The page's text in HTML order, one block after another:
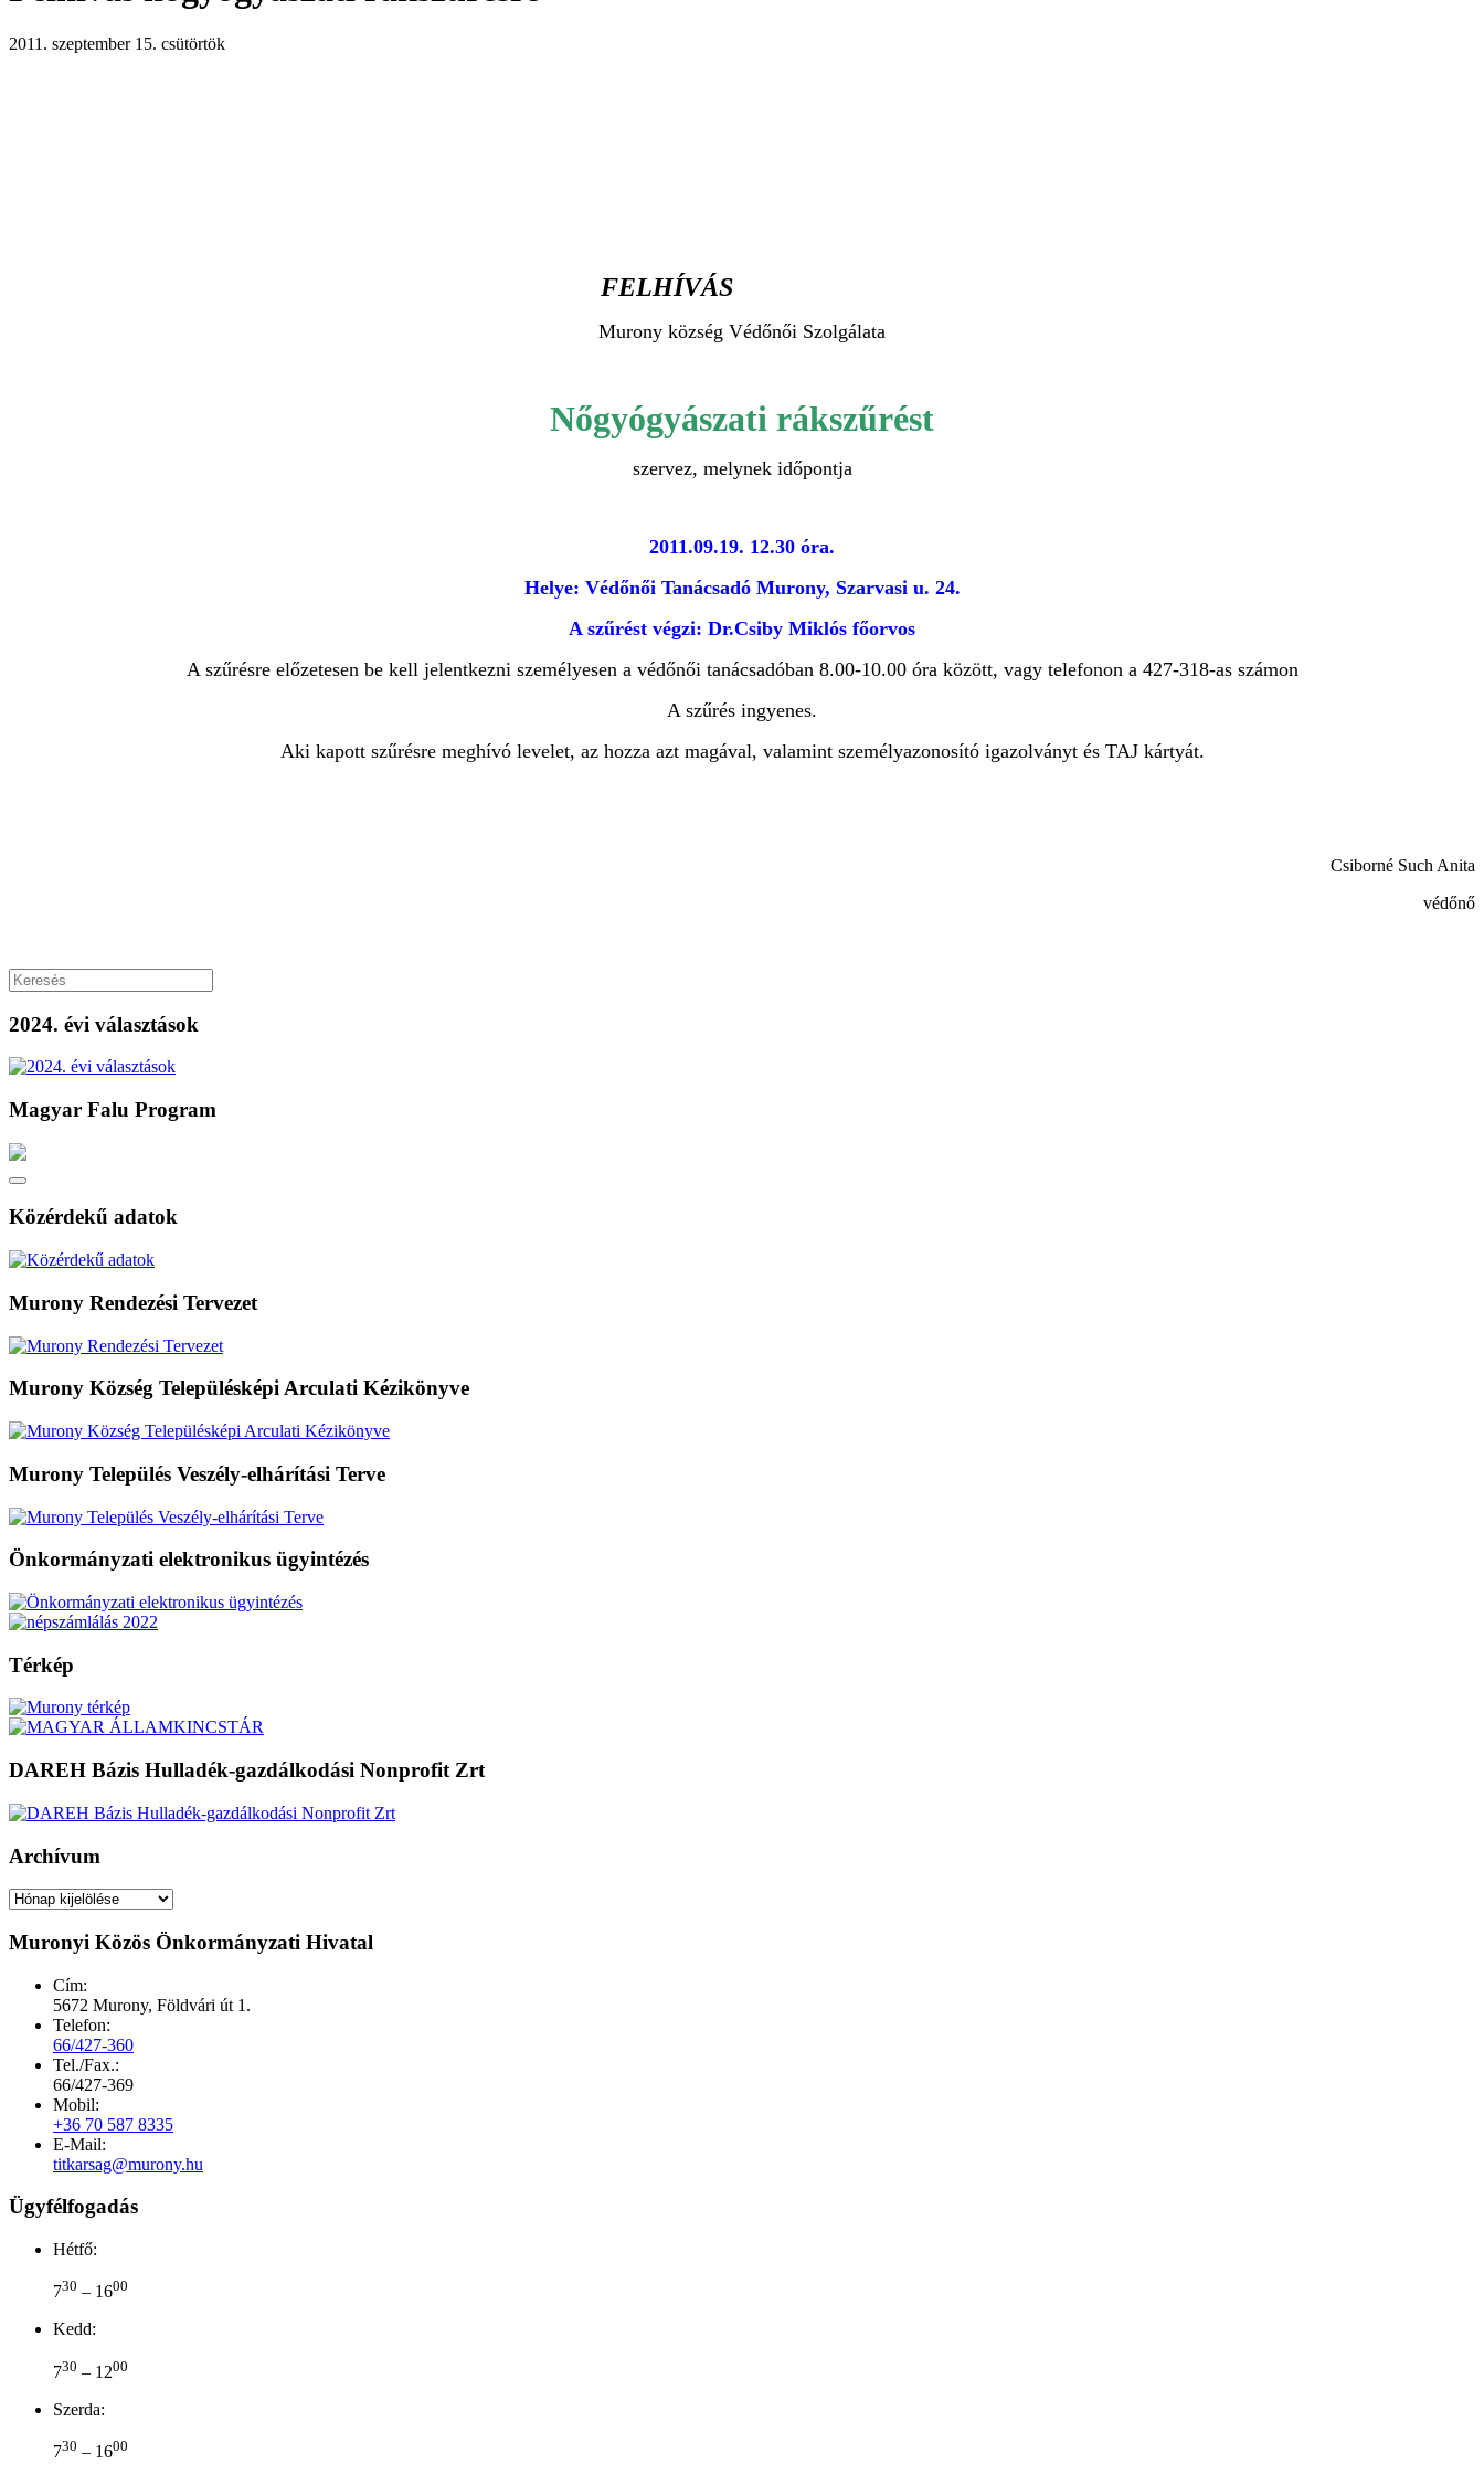
2011. szeptember 15. csütörtök
FELHÍVÁS
Murony község Védőnői Szolgálata
Nőgyógyászati rákszűrést
szervez, melynek időpontja
2011.09.19. 12.30 óra.
Helye: Védőnői Tanácsadó Murony, Szarvasi u. 24.
A szűrést végzi: Dr.Csiby Miklós főorvos
A szűrésre előzetesen be kell jelentkezni személyesen a védőnői tanácsadóban 8.00-10.00 óra között, vagy telefonon a 427-318-as számon
A szűrés ingyenes.
Aki kapott szűrésre meghívó levelet, az hozza azt magával, valamint személyazonosító igazolványt és TAJ kártyát.
Csiborné Such Anita
védőnő
2024. évi választások
Magyar Falu Program
Közérdekű adatok
Murony Rendezési Tervezet
Murony Község Településképi Arculati Kézikönyve
Murony Település Veszély-elhárítási Terve
Önkormányzati elektronikus ügyintézés
Térkép
DAREH Bázis Hulladék-gazdálkodási Nonprofit Zrt
Archívum
Archívum
Muronyi Közös Önkormányzati Hivatal
Cím:
5672 Murony, Földvári út 1.
Telefon:
66/427-360
Tel./Fax.:
66/427-369
Mobil:
+36 70 587 8335
E-Mail:
titkarsag@murony.hu
Ügyfélfogadás
Hétfő:
730 – 1600
Kedd:
730 – 1200
Szerda:
730 – 1600